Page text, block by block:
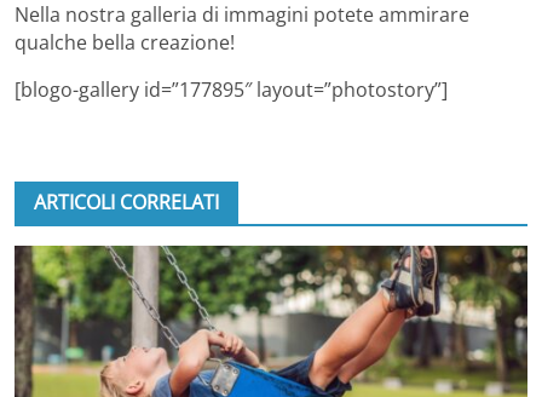
Nella nostra galleria di immagini potete ammirare
qualche bella creazione!
[blogo-gallery id=”177895″ layout=”photostory”]
ARTICOLI CORRELATI